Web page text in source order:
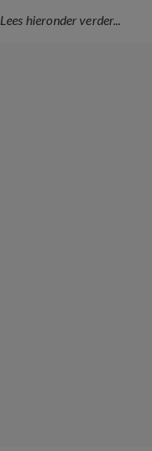
Lees hieronder verder...